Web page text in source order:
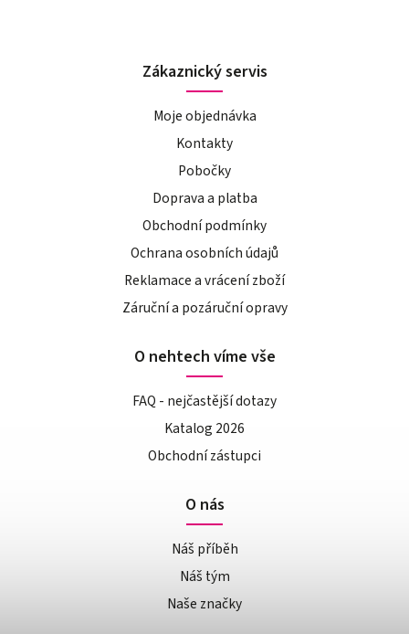
Zákaznický servis
Moje objednávka
Kontakty
Pobočky
Doprava a platba
Obchodní podmínky
Ochrana osobních údajů
Reklamace a vrácení zboží
Záruční a pozáruční opravy
O nehtech víme vše
FAQ - nejčastější dotazy
Katalog 2026
Obchodní zástupci
O nás
Náš příběh
Náš tým
Naše značky